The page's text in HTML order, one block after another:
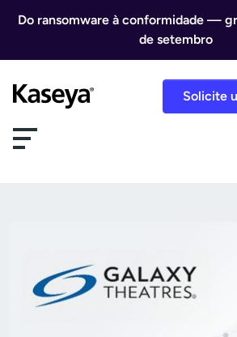
Do ransomware à conformidade —
de setembro
Solicite